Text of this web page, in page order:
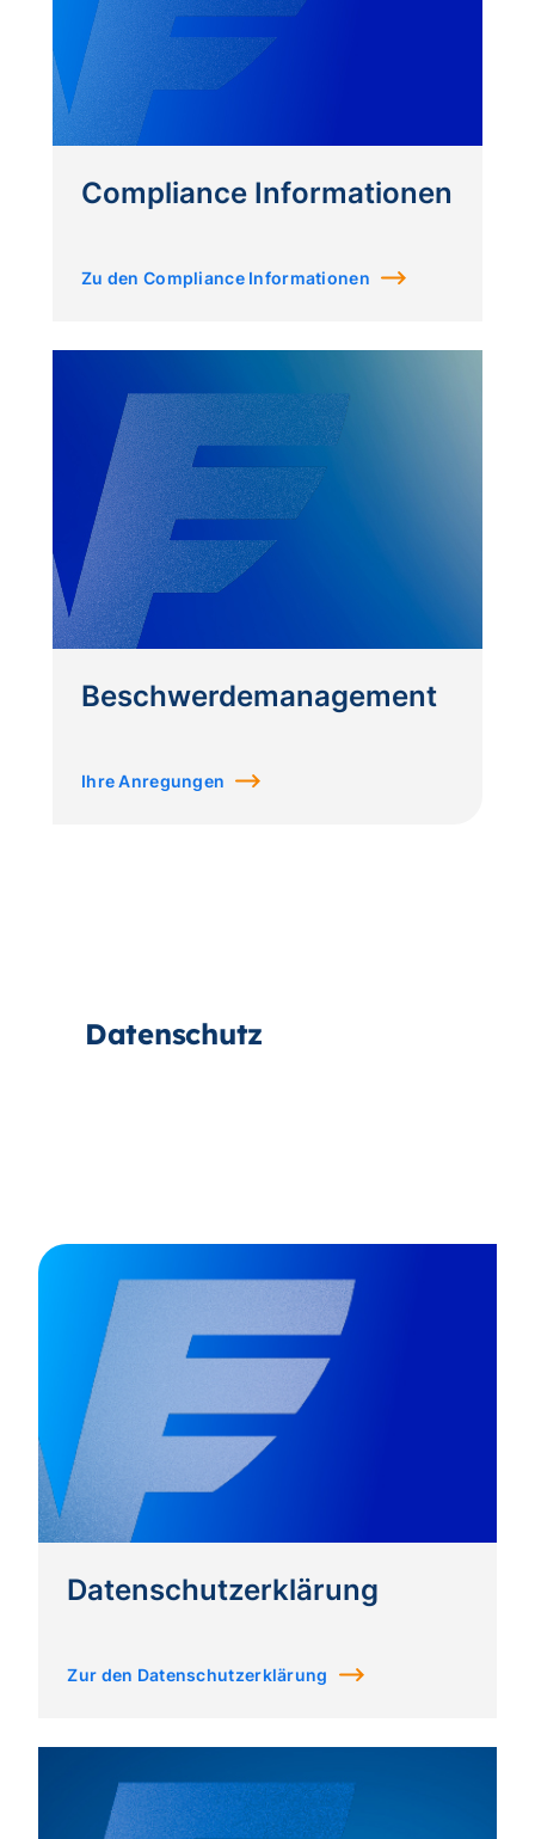
Compliance Informationen
Zu den Compliance Informationen
Beschwerdemanagement
Ihre Anregungen
Datenschutz
Datenschutzerklärung
Zur den Datenschutzerklärung